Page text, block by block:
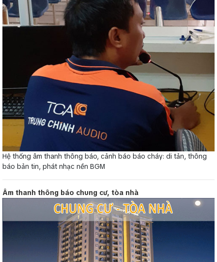
Hệ thống âm thanh thông báo, cảnh báo báo cháy: di tản, thông
báo bản tin, phát nhạc nền BGM
Âm thanh thông báo chung cư, tòa nhà